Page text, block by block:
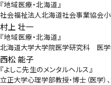
『地域医療・北海道』
社会福祉法人北海道社会事業協会
村上 壮一
『地域医療・北海道』
北海道大学大学院医学研究科 医
西松 能子
『よしこ先生のメンタルヘルス』
立正大学心理学部教授・博士（医学）